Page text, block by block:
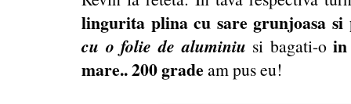
lingurita plina cu sare grunjoasa si
cu o folie de aluminiu si bagati-o
mare.. 200 grade am pus eu!